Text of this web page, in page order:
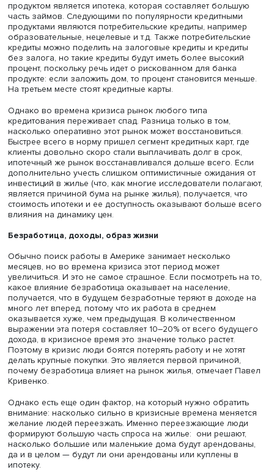
Фото: iStock
В отличие от России, в Америке очень популярно
использование заемных средств. Самым
продуктом является ипотека, которая составляет
продуктами являются потребительские кредиты,
кредиты можно поделить на залоговые кредиты и
без залога, но такие кредиты будут иметь более
процент, поскольку речь идет о рискованном для банка
продукте: если заложить дом, то процент становится
На третьем месте стоят кредитные карты.
Однако во времена кризиса рынок любого типа
кредитования переживает спад. Разница только в том,
насколько оперативно этот рынок может
Быстрее всего в норму пришел сегмент кредитных карт,
клиенты довольно скоро стали выплачивать долг в
дополнительно учесть слишком оптимистичные
инвестиций в жилье (что, как многие исследователи
является причиной бума на рынке жилья), получается,
стоимость ипотеки и ее доступность оказывают больше
влияния на динамику цен.